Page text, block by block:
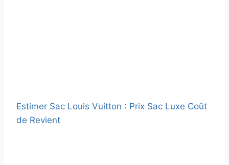
Estimer Sac Louis Vuitton : Prix Sac Luxe Coût
de Revient